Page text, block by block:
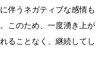
伴うネガティブな感情も
このため、一度湧き上が
ることなく、継続してし